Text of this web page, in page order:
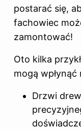
postarać się,
fachowiec
zamontować!
Oto kilka
mogą wpłynąć
Drzwi